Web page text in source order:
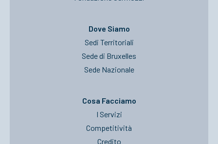
Dove Siamo
Sedi Territoriali
Sede di Bruxelles
Sede Nazionale
Cosa Facciamo
I Servizi
Competitività
Credito